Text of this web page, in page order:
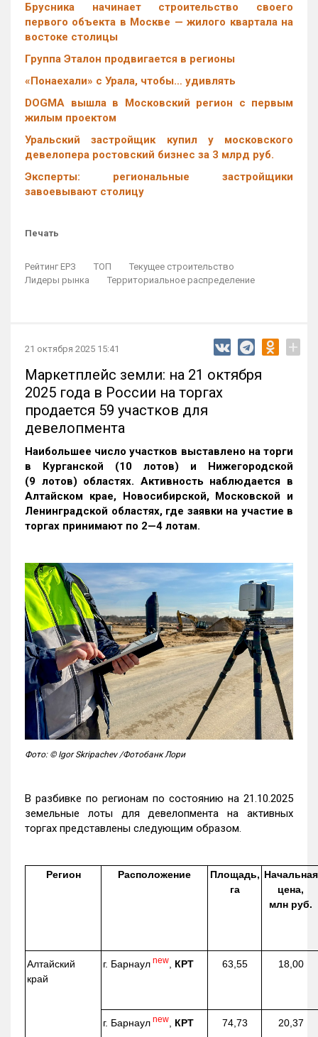
Брусника начинает строительство своего
первого объекта в Москве — жилого квартала на
востоке столицы
Группа Эталон продвигается в регионы
«Понаехали» с Урала, чтобы… удивлять
DOGMA вышла в Московский регион с первым
жилым проектом
Уральский застройщик купил у московского
девелопера ростовский бизнес за 3 млрд руб.
Эксперты: региональные застройщики
завоевывают столицу
Печать
Рейтинг ЕРЗ ТОП
Текущее строительство
Лидеры рынка
Территориальное распределение
21 октября 2025 15:41 +
Маркетплейс земли: на 21 октября
2025 года в России на торгах
продается 59 участков для
девелопмента
Наибольшее число участков выставлено на торги
в Курганской (10 лотов) и Нижегородской
(9 лотов) областях. Активность наблюдается в
Алтайском крае, Новосибирской, Московской и
Ленинградской областях, где заявки на участие в
торгах принимают по 2—4 лотам.
Фото: © Igor Skripachev /Фотобанк Лори
В разбивке по регионам по состоянию на 21.10.2025
земельные лоты для девелопмента на активных
торгах представлены следующим образом.
Регион Расположение
Площадь,
га
Начальная
цена,
млн руб.
Алтайский
край
г. Барнаул new КРТ 63,55 18,00
г. Барнаул new КРТ 74,73 20,37